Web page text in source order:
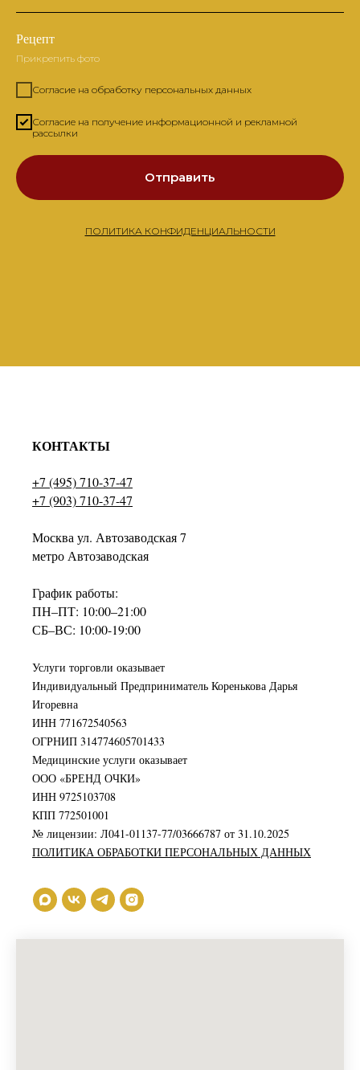
Рецепт
Прикрепить фото
Согласие на обработку персональных данных
Согласие на получение информационной и рекламной
рассылки
Отправить
ПОЛИТИКА КОНФИДЕНЦИАЛЬНОСТИ
КОНТАКТЫ
+7 (495) 710-37-47
+7 (903) 710-37-47
Москва ул. Автозаводская 7
метро Автозаводская
График работы:
ПН–ПТ: 10:00–21:00
СБ–ВС: 10:00-19:00
Услуги торговли оказывает
Индивидуальный Предприниматель Коренькова Дарья
Игоревна
ИНН 771672540563
ОГРНИП 314774605701433
Медицинские услуги оказывает
ООО «БРЕНД ОЧКИ»
ИНН 9725103708
КПП 772501001
№ лицензии: Л041-01137-77/03666787 от 31.10.2025
ПОЛИТИКА ОБРАБОТКИ ПЕРСОНАЛЬНЫХ ДАННЫХ